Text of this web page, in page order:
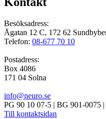
Besöksadress:
Ågatan 12 C, 172 62
Telefon: 08-677 70 10
Postadress:
Box 4086
171 04 Solna
info@neuro.se
PG 90 10 07-5 | BG 901-0075
Till kontaktsidan